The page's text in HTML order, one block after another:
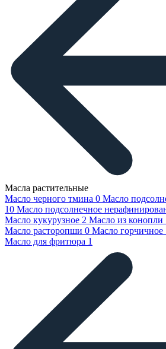
Масла растительные
Масло черного тмина 0 Масло
10 Масло подсолнечное
Масло кукурузное 2 Масло из конопли
Масло расторопши 0 Масло горчичное
Масло для фритюра 1